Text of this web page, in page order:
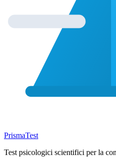
PrismaTest
Test psicologici scientifici per la